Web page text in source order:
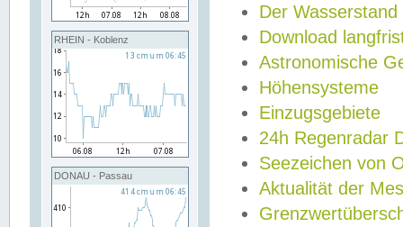
RHEIN - Koblenz
DONAU - Passau
Der Wasserstand
Download
Astronomische
Höhensysteme
Einzugsgebiete
24h Regenradar
Seezeichen von
Aktualität der